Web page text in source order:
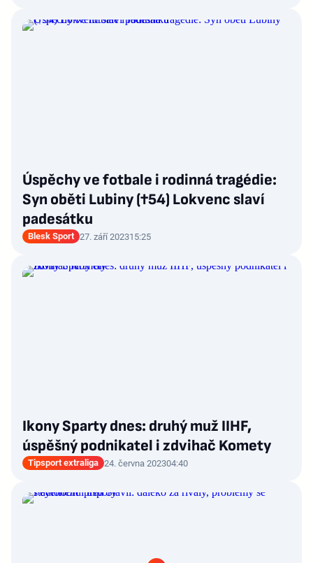
Úspěchy ve fotbale i rodinná tragédie:
Syn oběti Lubiny (†54) Lokvenc slaví
padesátku
Blesk Sport 27. září 202315:25
Ikony Sparty dnes: druhý muž IIHF,
úspěšný podnikatel i zdvihač Komety
Tipsport extraliga 24. června 202304:40